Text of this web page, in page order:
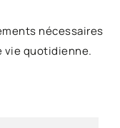
nécessaires
vie quotidienne.